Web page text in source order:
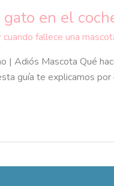
en el
cuando fallece una
Adiós Mascota Qué
guía te explicamos